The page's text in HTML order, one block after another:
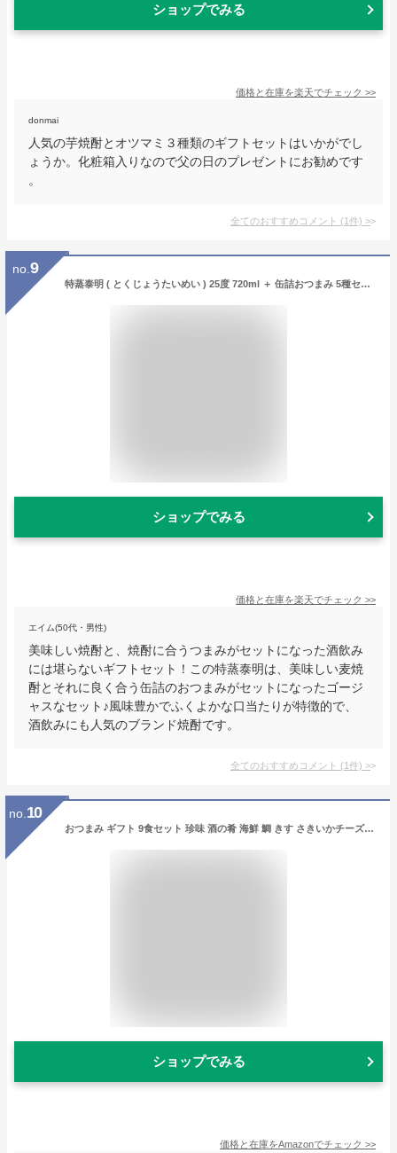
ショップでみる
価格と在庫を楽天でチェック >>
donmai
人気の芋焼酎とオツマミ３種類のギフトセットはいかがでし
ょうか。化粧箱入りなので父の日のプレゼントにお勧めです
。
全てのおすすめコメント (1件) >
no. 9
特蒸泰明 ( とくじょうたいめい ) 25度 720ml ＋ 缶詰おつまみ 5種セット【 6943 】【 麦焼酎・おつまみセット 】【 送料無料 】【 父の日 贈り物 ギフト プレゼント 】
ショップでみる
価格と在庫を楽天でチェック >>
エイム(50代・男性)
美味しい焼酎と、焼酎に合うつまみがセットになった酒飲み
には堪らないギフトセット！この特蒸泰明は、美味しい麦焼
酎とそれに良く合う缶詰のおつまみがセットになったゴージ
ャスなセット♪風味豊かでふくよかな口当たりが特徴的で、
酒飲みにも人気のブランド焼酎です。
全てのおすすめコメント (1件) >
no. 10
おつまみ ギフト 9食セット 珍味 酒の肴 海鮮 鯛 きす さきいかチーズ えいひれ ほたて 貝ひも イカゲソ あんこう あなご 酒のつまみ 燻製 炙り
ショップでみる
価格と在庫をAmazonでチェック >>